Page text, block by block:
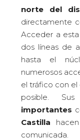
norte del
directamente
Acceder a
dos líneas de
hasta el
numerosos
el tráfico con el
posible.
importantes
Castilla
comunicada.